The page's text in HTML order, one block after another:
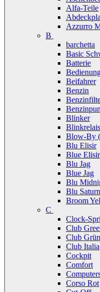
Alfa-Teile
Azzurro
B
barchetta
Basic
Batterie
Beifahrer
Benzin
Blinker
Blinkrelais
Blow-By
Blu Elisir
Blue Elisir
Blu Jag
Blue Jag
Blu
Blu Saturn
Broom
C
Clock-
Club
Club Grün
Club Italia
Cockpit
Comfort
Corso Rot